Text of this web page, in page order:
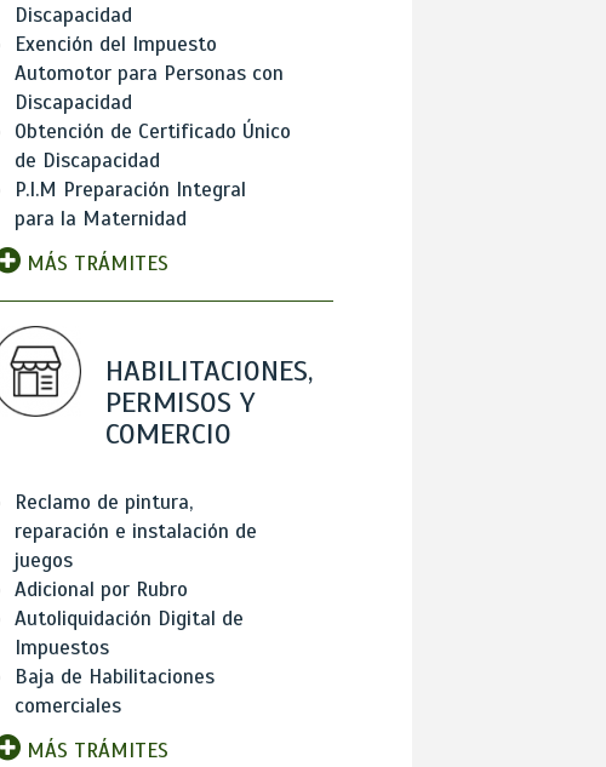
Discapacidad
Exención del Impuesto
Automotor para Personas con
Discapacidad
Obtención de Certificado Único
de Discapacidad
P.I.M Preparación Integral
para la Maternidad
MÁS TRÁMITES
HABILITACIONES,
PERMISOS Y
COMERCIO
Reclamo de pintura,
reparación e instalación de
juegos
Adicional por Rubro
Autoliquidación Digital de
Impuestos
Baja de Habilitaciones
comerciales
MÁS TRÁMITES